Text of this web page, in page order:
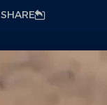
SHARE